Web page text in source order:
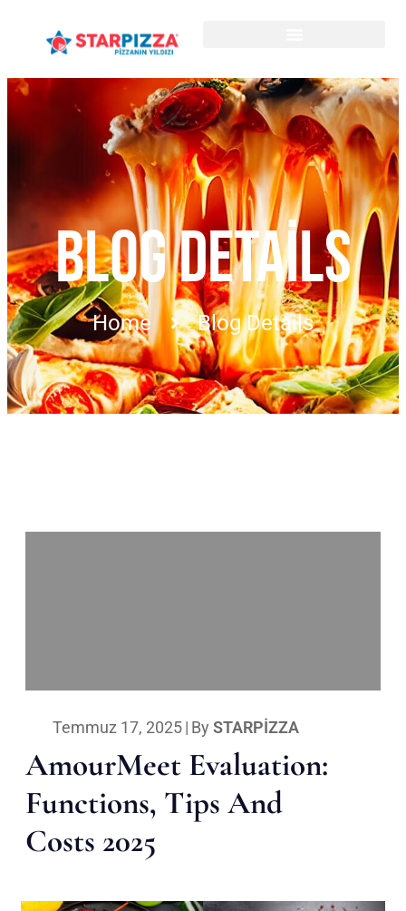
BLOG DETAILS
Home Blog Details
Temmuz 17, 2025| By STARPIZZA
AmourMeet Evaluation:
Functions, Tips And
Costs 2025